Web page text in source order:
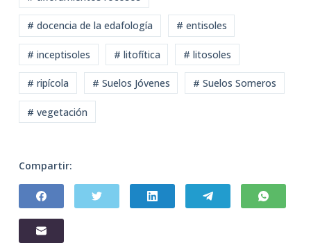
# docencia de la edafología # entisoles
# inceptisoles # litofítica # litosoles
# ripícola # Suelos Jóvenes # Suelos Someros
# vegetación
Compartir: